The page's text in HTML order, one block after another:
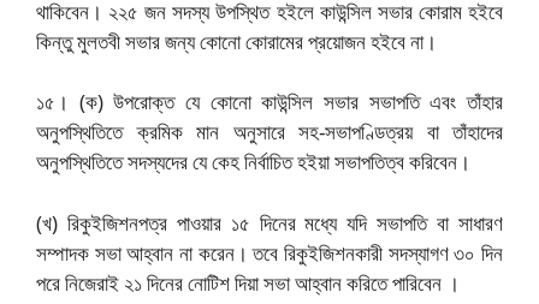
থাকিবেন। ২২৫ জন সদস্য উপস্থিত হইলে কাউন্সিল সভার কোরাম হইবে
কিন্তু মুলতবী সভার জন্য কোনো কোরামের প্রয়োজন হইবে না।
১৫। (ক) উপরোক্ত যে কোনো কাউন্সিল সভার সভাপতি এবং তাঁহার
অনুপস্থিতিতে ক্রমিক মান অনুসারে সহ-সভাপণ্ডিত্রয় বা তাঁহাদের
অনুপস্থিতিতে সদস্যদের যে কেহ নির্বাচিত হইয়া সভাপতিত্ব করিবেন।
(খ) রিকুইজিশনপত্র পাওয়ার ১৫ দিনের মধ্যে যদি সভাপতি বা সাধারণ
সম্পাদক সভা আহ্বান না করেন। তবে রিকুইজিশনকারী সদস্যাগণ ৩০ দিন
পরে নিজেরাই ২১ দিনের নোটিশ দিয়া সভা আহ্বান করিতে পারিবেন ।